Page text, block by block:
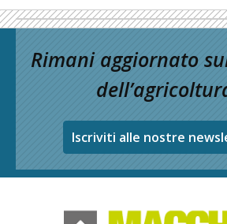
Rimani aggiornato
Iscriviti alle nostre